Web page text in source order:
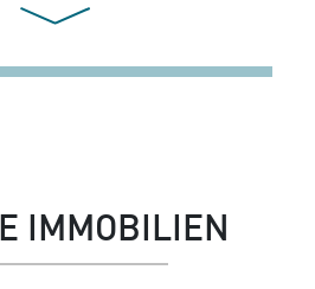
IMMOBILIEN